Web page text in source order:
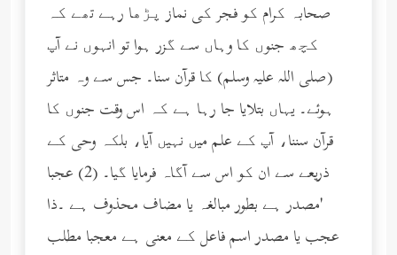
صحابہ کرام کو فجر کی نماز پڑھا رہے تھے کہ
کچھ جنوں کا وہاں سے گزر ہوا تو انہوں نے آپ
(صلى الله عليه وسلم) کا قرآن سنا۔ جس سے وہ متاثر
ہوئے۔ یہاں بتلایا جا رہا ہے کہ اس وقت جنوں کا
قرآن سننا، آپ کے علم میں نہیں آیا، بلکہ وحی کے
ذریعے سے ان کو اس سے آگاہ فرمایا گیا۔ (2) عجبا
'مصدر ہے بطور مبالغہ یا مضاف محذوف ہے ۔ذا
عجب یا مصدر اسم فاعل کے معنی ہے معجبا مطلب